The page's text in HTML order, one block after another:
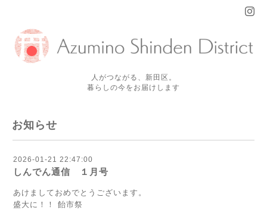
人がつながる、新田区。
暮らしの今をお届けします
お知らせ
2026-01-21 22:47:00
しんでん通信 １月号
あけましておめでとうございます。
盛大に！！ 飴市祭